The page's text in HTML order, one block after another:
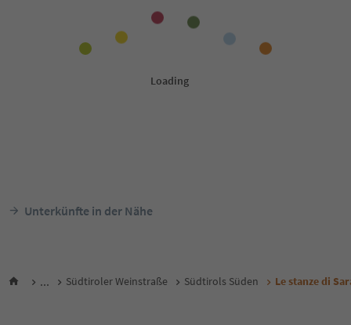
Unterkünfte in der Nähe
... Südtiroler Weinstraße Südtirols Süden Le stanze di